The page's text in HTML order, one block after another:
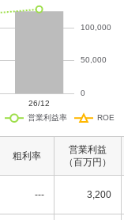
粗利率
営業利益
（百万円）
--- 3,200